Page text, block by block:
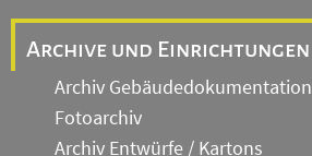
Archive und Einrichtungen
Archiv Gebäudedokumentation
Fotoarchiv
Archiv Entwürfe / Kartons